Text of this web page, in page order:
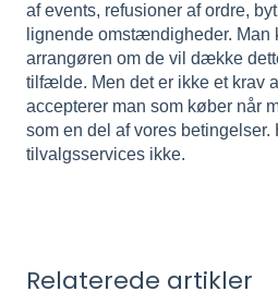
af events, refusioner af ordre,
lignende omstændigheder. Man
arrangøren om de vil dække
tilfælde. Men det er ikke et krav
accepterer man som køber når
som en del af vores betingelser.
tilvalgsservices ikke.
Relaterede artikler